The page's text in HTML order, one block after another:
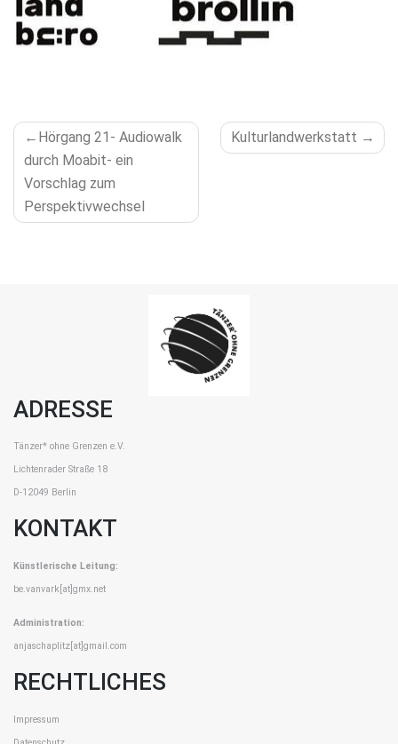
BEITRAGSNAVIGATION
Hörgang 21- Audiowalk
durch Moabit- ein
Vorschlag zum
Perspektivwechsel
Kulturlandwerkstatt
ADRESSE
Tänzer* ohne Grenzen e.V.
Lichtenrader Straße 18
D-12049 Berlin
KONTAKT
Künstlerische Leitung:
be.vanvark[at]gmx.net
Administration:
anjaschaplitz[at]gmail.com
RECHTLICHES
Impressum